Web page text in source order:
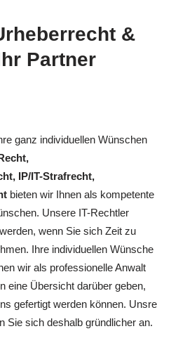
&
Partner
ganz individuellen Wünschen
IP/IT-Strafrecht,
bieten wir Ihnen als kompetente
Unsere IT-Rechtler
wenn Sie sich Zeit zu
Ihre individuellen Wünsche
wir als professionelle Anwalt
eine Übersicht darüber geben,
gefertigt werden können. Unsre
Sie sich deshalb gründlicher an.